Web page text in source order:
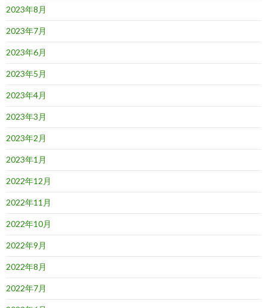
2023年8月
2023年7月
2023年6月
2023年5月
2023年4月
2023年3月
2023年2月
2023年1月
2022年12月
2022年11月
2022年10月
2022年9月
2022年8月
2022年7月